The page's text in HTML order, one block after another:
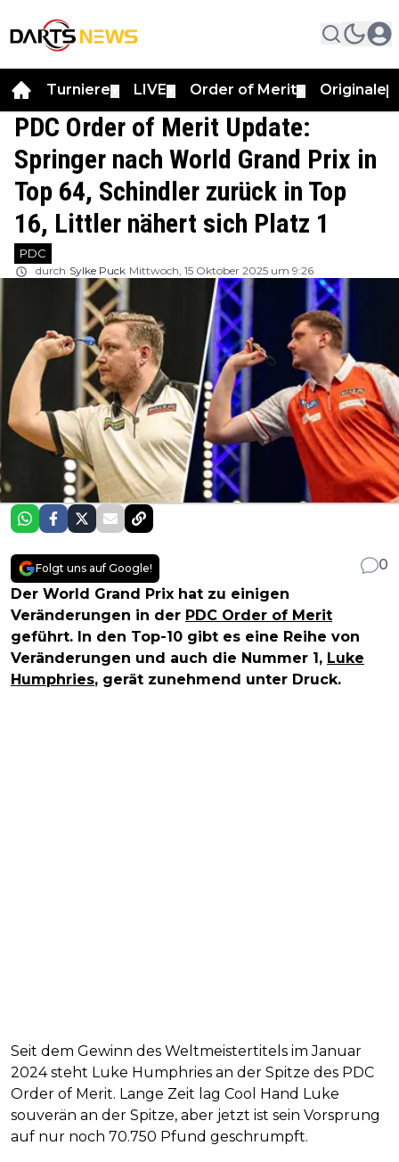
Turniere LIVE Order of Merit Originale
PDC Order of Merit Update:
Springer nach World Grand Prix in
Top 64, Schindler zurück in Top
16, Littler nähert sich Platz 1
PDC
durch Sylke Puck Mittwoch, 15 Oktober 2025 um 9:26
Folgt uns auf Google!
0
Der World Grand Prix hat zu einigen
Veränderungen in der PDC Order of Merit
geführt. In den Top-10 gibt es eine Reihe von
Veränderungen und auch die Nummer 1, Luke
Humphries, gerät zunehmend unter Druck.
Seit dem Gewinn des Weltmeistertitels im Januar
2024 steht Luke Humphries an der Spitze des PDC
Order of Merit. Lange Zeit lag Cool Hand Luke
souverän an der Spitze, aber jetzt ist sein Vorsprung
auf nur noch 70.750 Pfund geschrumpft.